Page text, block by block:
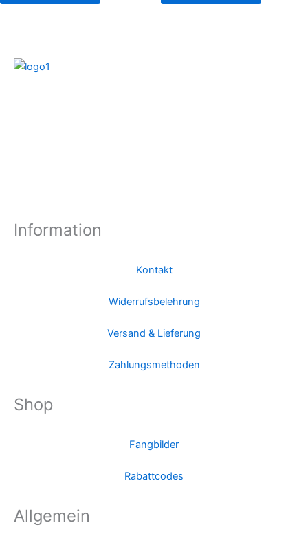
Information
Kontakt
Widerrufsbelehrung
Versand & Lieferung
Zahlungsmethoden
Shop
Fangbilder
Rabattcodes
Allgemein